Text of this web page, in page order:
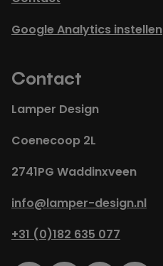
Google Analytics instellen
Contact
Lamper Design
Coenecoop 2L
2741PG Waddinxveen
info@lamper-design.nl
+31 (0)182 635 077